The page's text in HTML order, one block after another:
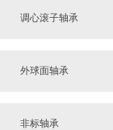
调心滚子轴承
外球面轴承
非标轴承